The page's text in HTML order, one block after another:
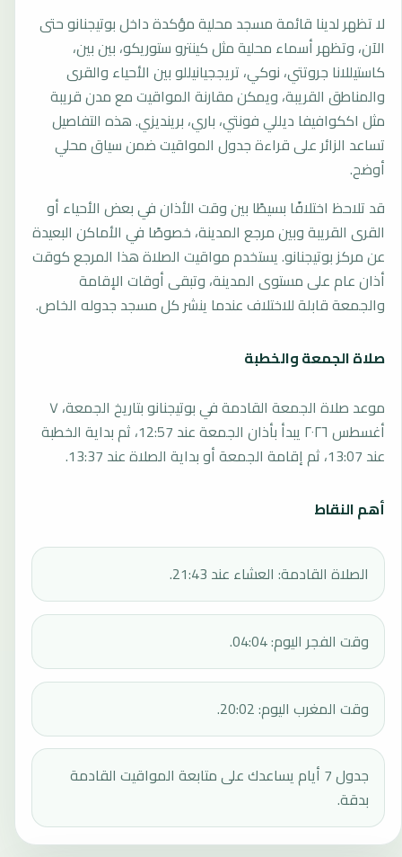
لا تظهر لدينا قائمة مسجد محلية مؤكدة داخل بوتيجنانو حتى
الآن، وتظهر أسماء محلية مثل كينترو ستوريكو، بين بين،
كاستيللانا جروتتي، نوكي، تريججيانيللو بين الأحياء والقرى
والمناطق القريبة، ويمكن مقارنة المواقيت مع مدن قريبة
مثل اككوافيفا ديللي فونتي، باري، برينديزي. هذه التفاصيل
تساعد الزائر على قراءة جدول المواقيت ضمن سياق محلي
أوضح.
قد تلاحظ اختلافًا بسيطًا بين وقت الأذان في بعض الأحياء أو
القرى القريبة وبين مرجع المدينة، خصوصًا في الأماكن البعيدة
عن مركز بوتيجنانو. يستخدم مواقيت الصلاة هذا المرجع كوقت
أذان عام على مستوى المدينة، وتبقى أوقات الإقامة
والجمعة قابلة للاختلاف عندما ينشر كل مسجد جدوله الخاص.
صلاة الجمعة والخطبة
موعد صلاة الجمعة القادمة في بوتيجنانو بتاريخ الجمعة، ٧
أغسطس ٢٠٢٦ يبدأ بأذان الجمعة عند 12:57، ثم بداية الخطبة
عند 13:07، ثم إقامة الجمعة أو بداية الصلاة عند 13:37.
أهم النقاط
الصلاة القادمة: العشاء عند 21:43.
وقت الفجر اليوم: 04:04.
وقت المغرب اليوم: 20:02.
جدول 7 أيام يساعدك على متابعة المواقيت القادمة
بدقة.